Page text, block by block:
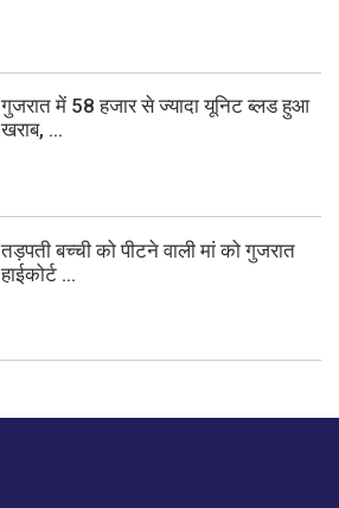
गुजरात में 58 हजार से ज्यादा यूनिट ब्लड हुआ
खराब, ...
तड़पती बच्ची को पीटने वाली मां को गुजरात
हाईकोर्ट ...